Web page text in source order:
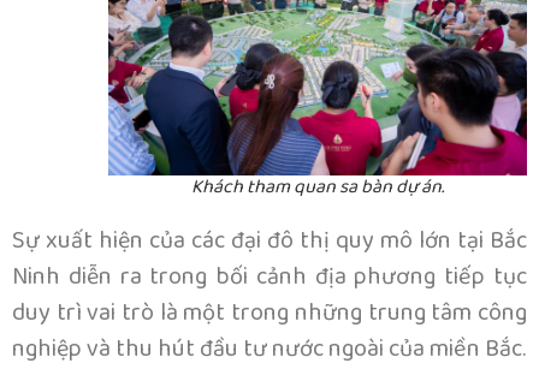
Khách tham quan sa bàn dự án.
Sự xuất hiện của các đại đô thị quy mô lớn tại Bắc
Ninh diễn ra trong bối cảnh địa phương tiếp tục
duy trì vai trò là một trong những trung tâm công
nghiệp và thu hút đầu tư nước ngoài của miền Bắc.